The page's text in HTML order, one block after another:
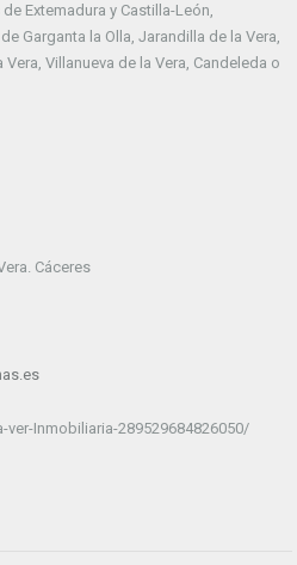
Extemadura y Castilla-León,
Garganta la Olla, Jarandilla de la Vera,
Villanueva de la Vera, Candeleda o
Cáceres
Inmobiliaria-289529684826050/